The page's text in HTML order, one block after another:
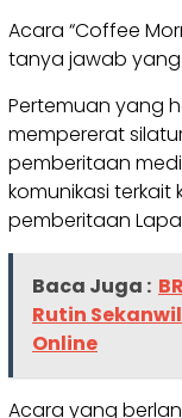
Acara “Coffee
tanya jawab
Pertemuan yang
mempererat
pemberitaan
komunikasi
pemberitaan
Baca Juga :
Rutin
Online
Acara yang